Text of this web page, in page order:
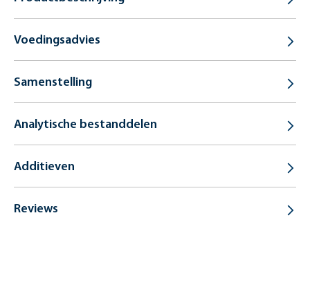
Voedingsadvies
Samenstelling
Analytische bestanddelen
Additieven
Reviews